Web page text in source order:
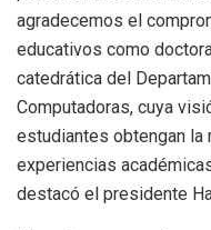
agradecemos el
educativos como
catedrática del
Computadoras, cuya
estudiantes obtengan la
experiencias
destacó el presidente